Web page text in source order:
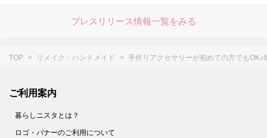
プレスリリース情報一覧をみる
TOP リメイク・ハンドメイド 手作りアクセサリーが初めての方でも
ご利用案内
暮らしニスタとは？
ロゴ・バナーのご利用について